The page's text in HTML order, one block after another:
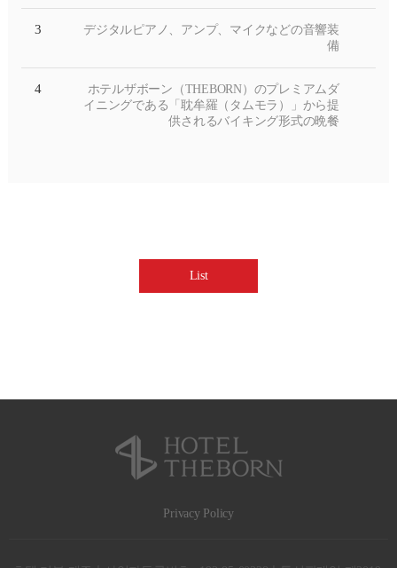
3
デジタルピアノ、アンプ、マイクなどの音響装
備
4
ホテルザボーン（THEBORN）のプレミアムダ
イニングである「耽牟羅（タムモラ）」から提
供されるバイキング形式の晩餐
List
Privacy Policy